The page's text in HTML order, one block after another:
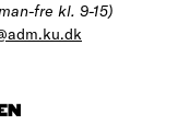
fre kl. 9-15)